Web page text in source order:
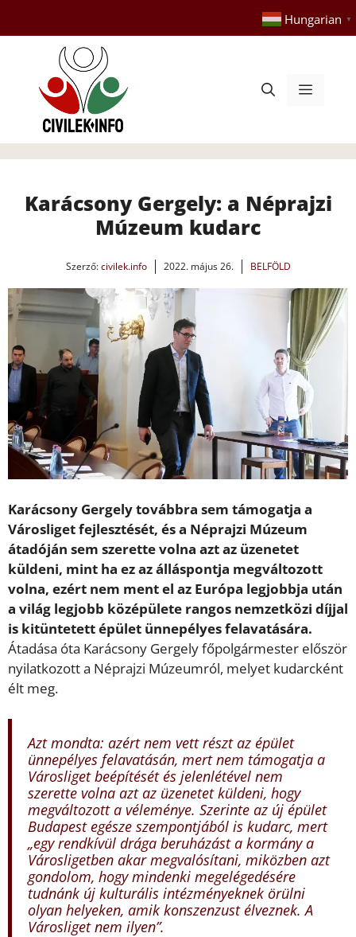
tartalomba
Hungarian ▼
Menü
Karácsony Gergely: a Néprajzi
Múzeum kudarc
Szerző:civilek.info 2022. május 26. BELFÖLD
Karácsony Gergely továbbra sem támogatja a
Városliget fejlesztését, és a Néprajzi Múzeum
átadóján sem szerette volna azt az üzenetet
küldeni, mint ha ez az álláspontja megváltozott
volna, ezért nem ment el az Európa legjobbja után
a világ legjobb középülete rangos nemzetközi díjjal
is kitüntetett épület ünnepélyes felavatására.
Átadása óta Karácsony Gergely főpolgármester először
nyilatkozott a Néprajzi Múzeumról, melyet kudarcként
élt meg.
Azt mondta: azért nem vett részt az épület
ünnepélyes felavatásán, mert nem támogatja a
Városliget beépítését és jelenlétével nem
szerette volna azt az üzenetet küldeni, hogy
megváltozott a véleménye. Szerinte az új épület
Budapest egésze szempontjából is kudarc, mert
„egy rendkívül drága beruházást a kormány a
Városligetben akar megvalósítani, miközben azt
gondolom, hogy mindenki megelégedésére
tudnánk új kulturális intézményeknek örülni
olyan helyeken, amik konszenzust élveznek. A
Városliget nem ilyen”.